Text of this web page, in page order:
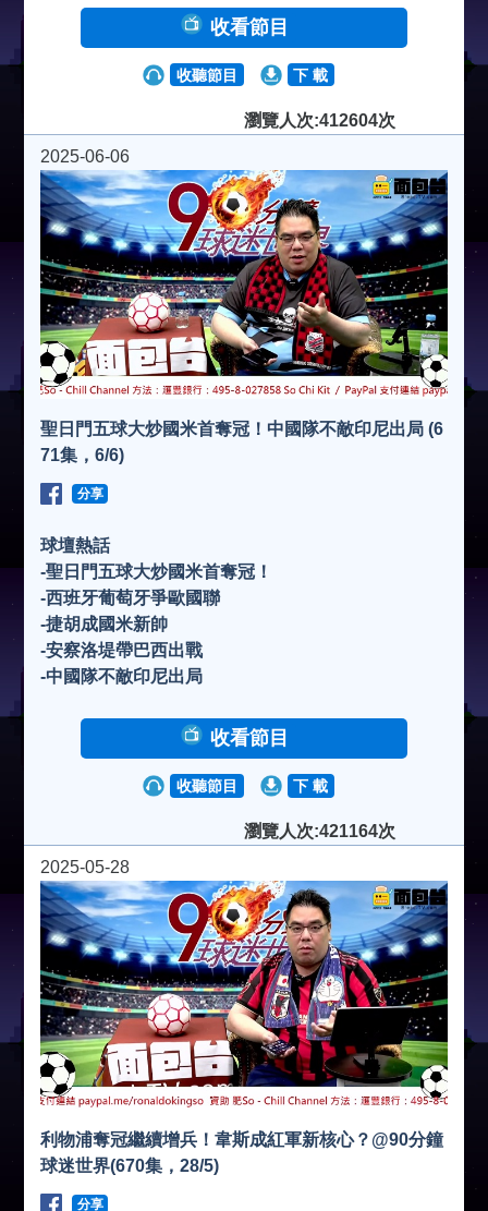
收看節目
收聽節目 下 載
瀏覽人次:412604次
2025-06-06
聖日門五球大炒國米首奪冠！中國隊不敵印尼出局 (6
71集，6/6)
分享
球壇熱話
-聖日門五球大炒國米首奪冠！
-西班牙葡萄牙爭歐國聯
-捷胡成國米新帥
-安察洛堤帶巴西出戰
-中國隊不敵印尼出局
收看節目
收聽節目 下 載
瀏覽人次:421164次
2025-05-28
利物浦奪冠繼續增兵！韋斯成紅軍新核心？@90分鐘
球迷世界(670集，28/5)
分享